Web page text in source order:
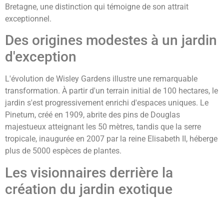
Bretagne, une distinction qui témoigne de son attrait
exceptionnel.
Des origines modestes à un jardin
d'exception
L'évolution de Wisley Gardens illustre une remarquable
transformation. À partir d'un terrain initial de 100 hectares, le
jardin s'est progressivement enrichi d'espaces uniques. Le
Pinetum, créé en 1909, abrite des pins de Douglas
majestueux atteignant les 50 mètres, tandis que la serre
tropicale, inaugurée en 2007 par la reine Elisabeth II, héberge
plus de 5000 espèces de plantes.
Les visionnaires derrière la
création du jardin exotique